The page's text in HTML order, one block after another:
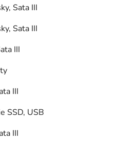
Sata III
Sata III
III
III
SSD, USB
III